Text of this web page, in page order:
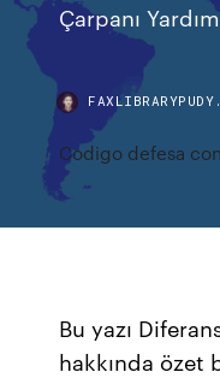
Çarpanı
Codigo defesa
Bu yazı
hakkında özet